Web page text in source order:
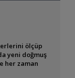
ölçüp
yeni doğmuş
her zaman